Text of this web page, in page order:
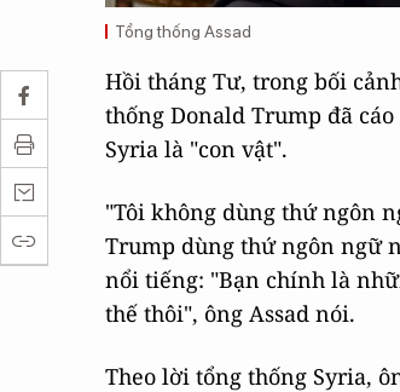
Tổng thống Assad
Hồi tháng Tư, trong bối
thống Donald Trump đã
Syria là "con vật".
"Tôi không dùng thứ ngôn
Trump dùng thứ ngôn ngữ
nổi tiếng: "Bạn chính là
thế thôi", ông Assad nói.
Theo lời tổng thống Syria,